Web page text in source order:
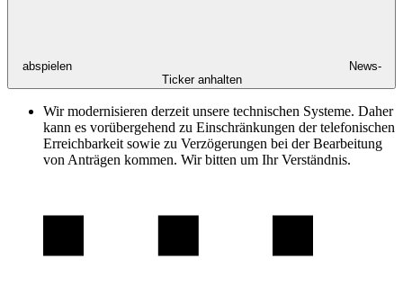
abspielen
News-
Ticker anhalten
Wir modernisieren derzeit unsere technischen Systeme. Daher
kann es vorübergehend zu Einschränkungen der telefonischen
Erreichbarkeit sowie zu Verzögerungen bei der Bearbeitung
von Anträgen kommen. Wir bitten um Ihr Verständnis.